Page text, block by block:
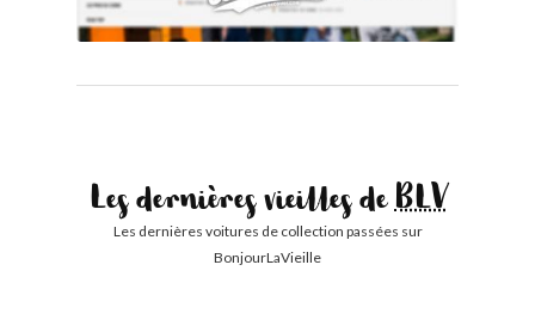
Les dernières vieilles deBLV
Les dernières voitures de collection passées sur
BonjourLaVieille